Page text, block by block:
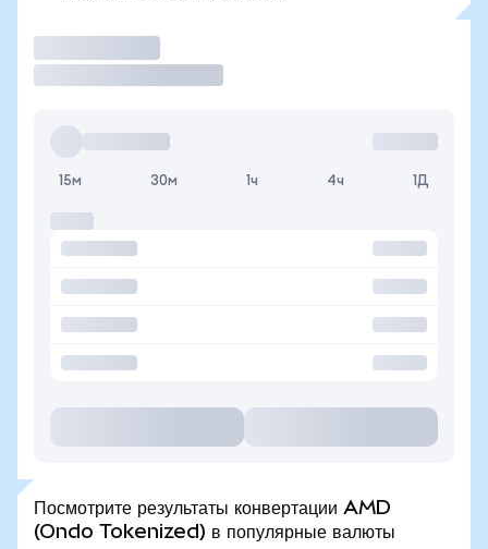
15м 30м 1ч 4ч 1Д
Посмотрите результаты конвертации AMD
(Ondo Tokenized) в популярные валюты